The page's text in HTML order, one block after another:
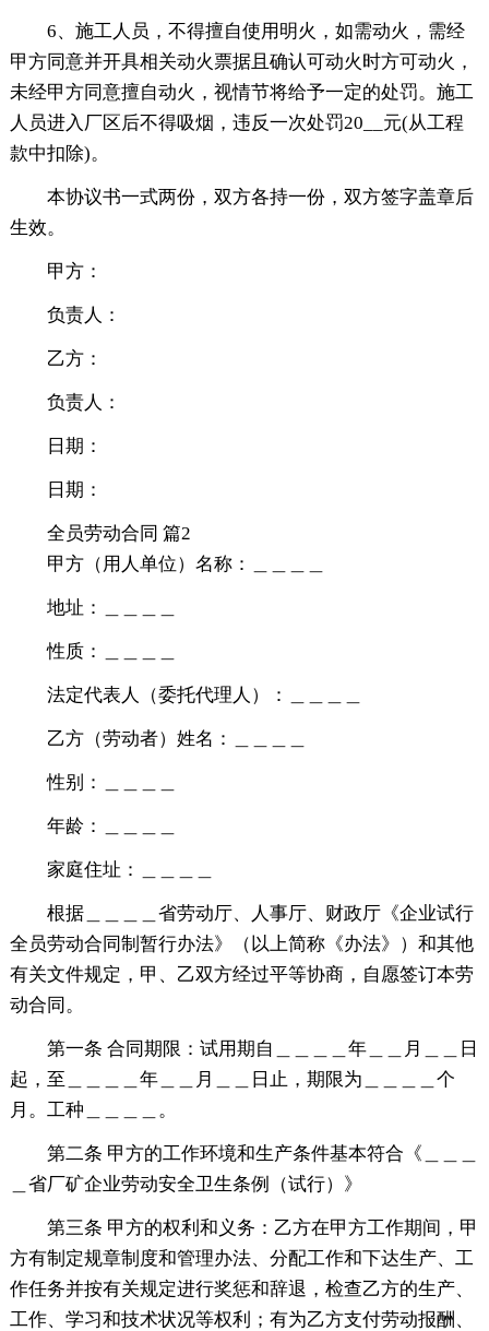
6、施工人员，不得擅自使用明火，如需动火，需经
甲方同意并开具相关动火票据且确认可动火时方可动火，
未经甲方同意擅自动火，视情节将给予一定的处罚。施工
人员进入厂区后不得吸烟，违反一次处罚20__元(从工程
款中扣除)。
本协议书一式两份，双方各持一份，双方签字盖章后
生效。
甲方：
负责人：
乙方：
负责人：
日期：
日期：
全员劳动合同 篇2
甲方（用人单位）名称：＿＿＿＿
地址：＿＿＿＿
性质：＿＿＿＿
法定代表人（委托代理人）：＿＿＿＿
乙方（劳动者）姓名：＿＿＿＿
性别：＿＿＿＿
年龄：＿＿＿＿
家庭住址：＿＿＿＿
根据＿＿＿＿省劳动厅、人事厅、财政厅《企业试行
全员劳动合同制暂行办法》（以上简称《办法》）和其他
有关文件规定，甲、乙双方经过平等协商，自愿签订本劳
动合同。
第一条 合同期限：试用期自＿＿＿＿年＿＿月＿＿日
起，至＿＿＿＿年＿＿月＿＿日止，期限为＿＿＿＿个
月。工种＿＿＿＿。
第二条 甲方的工作环境和生产条件基本符合《＿＿＿
＿省厂矿企业劳动安全卫生条例（试行）》
第三条 甲方的权利和义务：乙方在甲方工作期间，甲
方有制定规章制度和管理办法、分配工作和下达生产、工
作任务并按有关规定进行奖惩和辞退，检查乙方的生产、
工作、学习和技术状况等权利；有为乙方支付劳动报酬、